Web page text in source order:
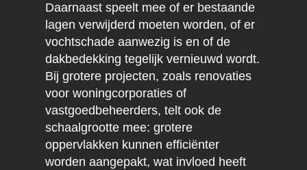
Daarnaast speelt mee of er bestaande
lagen verwijderd moeten worden, of er
vochtschade aanwezig is en of de
dakbedekking tegelijk vernieuwd wordt.
Bij grotere projecten, zoals renovaties
voor woningcorporaties of
vastgoedbeheerders, telt ook de
schaalgrootte mee: grotere
oppervlakken kunnen efficiënter
worden aangepakt, wat invloed heeft